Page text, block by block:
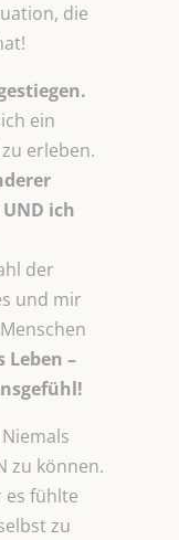
die
ein
erleben.
ich
der
und mir
Leben –
Niemals
zu können.
es fühlte
zu